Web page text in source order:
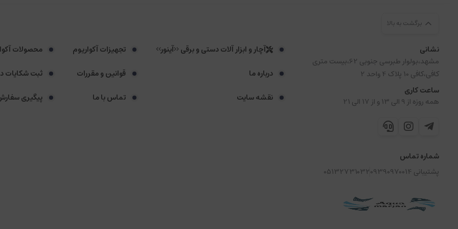
برگشت به بالا
نشانی
مشهد،بولوار طبرسی جنوبی 62،بیست متری
کافی،کافی 10 پلاک 4 واحد 2
ساعت کاری
همه روزه از 9 الی 13 و از 17 الی 21
شماره تماس
پشتیبانی 09390970014
05132731032
آچار و ابزار آلات دستی و برقی <<آینور>> تجهیزات آکواریوم
محصولات
درباره ما
قوانین و مقررات
ثبت شکایات
نقشه سایت
تماس با ما پیگیری